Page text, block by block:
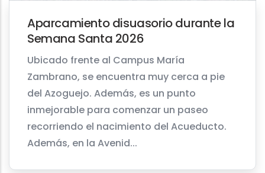
Aparcamiento disuasorio durante la
Semana Santa 2026
Ubicado frente al Campus María
Zambrano, se encuentra muy cerca a pie
del Azoguejo. Además, es un punto
inmejorable para comenzar un paseo
recorriendo el nacimiento del Acueducto.
Además, en la Avenid...